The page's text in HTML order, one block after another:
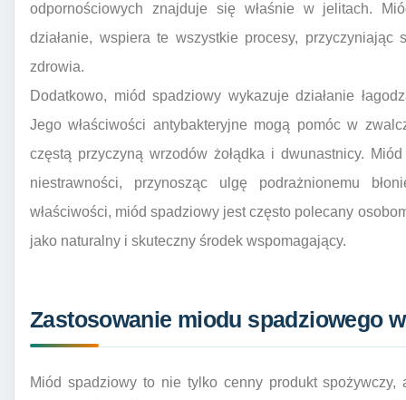
odpornościowych znajduje się właśnie w jelitach.
działanie, wspiera te wszystkie procesy,
zdrowia.
Dodatkowo, miód spadziowy wykazuje działanie
Jego właściwości antybakteryjne mogą pomóc w
częstą przyczyną wrzodów żołądka i dwunastnicy.
niestrawności, przynosząc ulgę podrażnionemu
właściwości, miód spadziowy jest często polecany
jako naturalny i skuteczny środek wspomagający.
Zastosowanie miodu spadziowego
Miód spadziowy to nie tylko cenny produkt spożywczy,